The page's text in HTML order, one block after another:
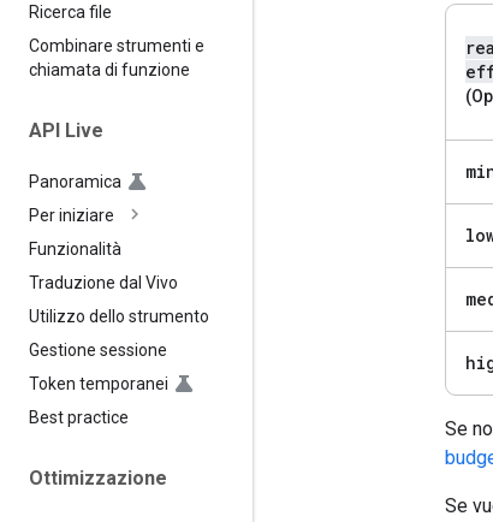
Ricerca file
Combinare strumenti e
chiamata di funzione
API Live
Panoramica
Per iniziare
Funzionalità
Traduzione dal Vivo
Utilizzo dello strumento
Gestione sessione
Token temporanei
Best practice
Ottimizzazione
Se
Se